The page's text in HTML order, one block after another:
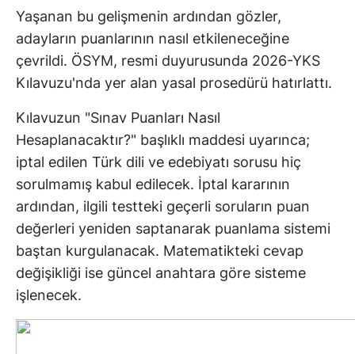
Yaşanan bu gelişmenin ardından gözler,
adayların puanlarının nasıl etkileneceğine
çevrildi. ÖSYM, resmi duyurusunda 2026-YKS
Kılavuzu'nda yer alan yasal prosedürü hatırlattı.
Kılavuzun "Sınav Puanları Nasıl
Hesaplanacaktır?" başlıklı maddesi uyarınca;
iptal edilen Türk dili ve edebiyatı sorusu hiç
sorulmamış kabul edilecek. İptal kararının
ardından, ilgili testteki geçerli soruların puan
değerleri yeniden saptanarak puanlama sistemi
baştan kurgulanacak. Matematikteki cevap
değişikliği ise güncel anahtara göre sisteme
işlenecek.